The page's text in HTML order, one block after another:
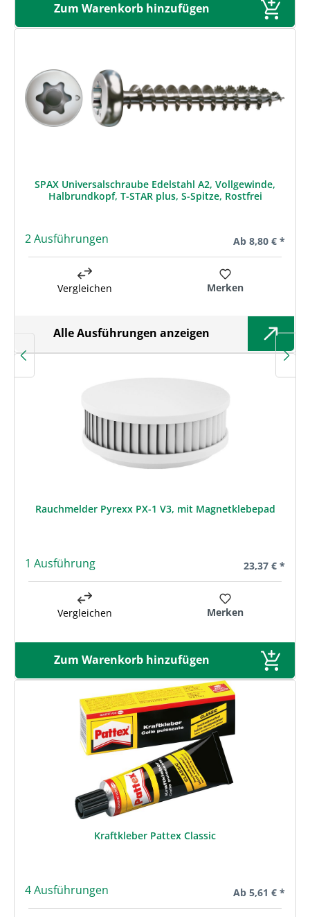
Zum Warenkorb hinzufügen
SPAX Universalschraube Edelstahl A2, Vollgewinde,
Halbrundkopf, T-STAR plus, S-Spitze, Rostfrei
2 Ausführungen Regulärer Preis:
Ab 8,80 € *
Vergleichen Merken
Alle Ausführungen anzeigen
Rauchmelder Pyrexx PX-1 V3, mit Magnetklebepad
1 Ausführung Regulärer
23,37 € *
Vergleichen Merken
Zum Warenkorb hinzufügen
Kraftkleber Pattex Classic
4 Ausführungen Regulärer Preis:
Ab 5,61 € *